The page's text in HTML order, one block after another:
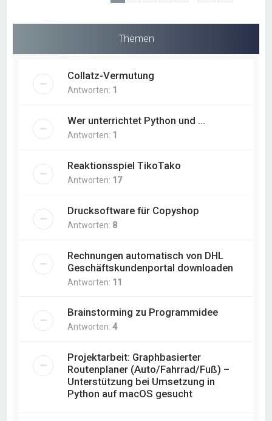
Themen
Collatz-Vermutung
Antworten: 1
Wer unterrichtet Python und ...
Antworten: 1
Reaktionsspiel TikoTako
Antworten: 17
Drucksoftware für Copyshop
Antworten: 8
Rechnungen automatisch von DHL
Geschäftskundenportal downloaden
Antworten: 11
Brainstorming zu Programmidee
Antworten:4
Projektarbeit: Graphbasierter
Routenplaner (Auto/Fahrrad/Fuß) –
Unterstützung bei Umsetzung in
Python auf macOS gesucht